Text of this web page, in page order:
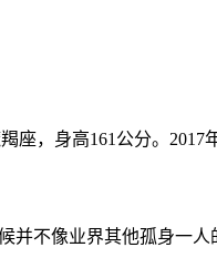
座，身高161公分。
不像业界其他孤身一